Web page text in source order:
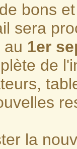
bons
sera
au 1er
de
la